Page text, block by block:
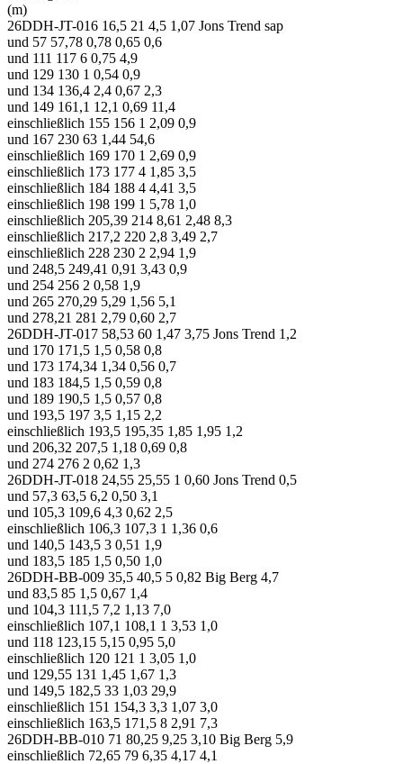
(m)
26DDH-JT-016 16,5 21 4,5 1,07 Jons Trend sap
und 57 57,78 0,78 0,65 0,6
und 111 117 6 0,75 4,9
und 129 130 1 0,54 0,9
und 134 136,4 2,4 0,67 2,3
und 149 161,1 12,1 0,69 11,4
einschließlich 155 156 1 2,09 0,9
und 167 230 63 1,44 54,6
einschließlich 169 170 1 2,69 0,9
einschließlich 173 177 4 1,85 3,5
einschließlich 184 188 4 4,41 3,5
einschließlich 198 199 1 5,78 1,0
einschließlich 205,39 214 8,61 2,48 8,3
einschließlich 217,2 220 2,8 3,49 2,7
einschließlich 228 230 2 2,94 1,9
und 248,5 249,41 0,91 3,43 0,9
und 254 256 2 0,58 1,9
und 265 270,29 5,29 1,56 5,1
und 278,21 281 2,79 0,60 2,7
26DDH-JT-017 58,53 60 1,47 3,75 Jons Trend 1,2
und 170 171,5 1,5 0,58 0,8
und 173 174,34 1,34 0,56 0,7
und 183 184,5 1,5 0,59 0,8
und 189 190,5 1,5 0,57 0,8
und 193,5 197 3,5 1,15 2,2
einschließlich 193,5 195,35 1,85 1,95 1,2
und 206,32 207,5 1,18 0,69 0,8
und 274 276 2 0,62 1,3
26DDH-JT-018 24,55 25,55 1 0,60 Jons Trend 0,5
und 57,3 63,5 6,2 0,50 3,1
und 105,3 109,6 4,3 0,62 2,5
einschließlich 106,3 107,3 1 1,36 0,6
und 140,5 143,5 3 0,51 1,9
und 183,5 185 1,5 0,50 1,0
26DDH-BB-009 35,5 40,5 5 0,82 Big Berg 4,7
und 83,5 85 1,5 0,67 1,4
und 104,3 111,5 7,2 1,13 7,0
einschließlich 107,1 108,1 1 3,53 1,0
und 118 123,15 5,15 0,95 5,0
einschließlich 120 121 1 3,05 1,0
und 129,55 131 1,45 1,67 1,3
und 149,5 182,5 33 1,03 29,9
einschließlich 151 154,3 3,3 1,07 3,0
einschließlich 163,5 171,5 8 2,91 7,3
26DDH-BB-010 71 80,25 9,25 3,10 Big Berg 5,9
einschließlich 72,65 79 6,35 4,17 4,1